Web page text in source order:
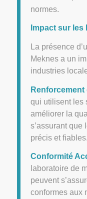
normes.
Impact sur les
La présence
Meknes a un
industries
Renforcement
qui utilisent les
améliorer la
s’assurant que
précis et fiables.
Conformité
laboratoire de
peuvent
conformes aux